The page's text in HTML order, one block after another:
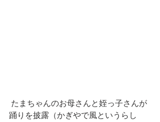
踊りを披露（かぎやで風というらし